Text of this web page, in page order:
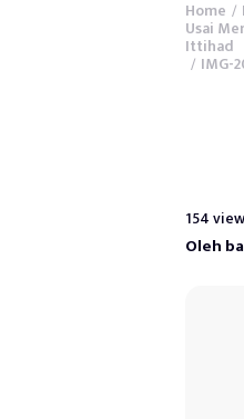
Home /
Usai
Ittihad
/ IMG-
154
Oleh